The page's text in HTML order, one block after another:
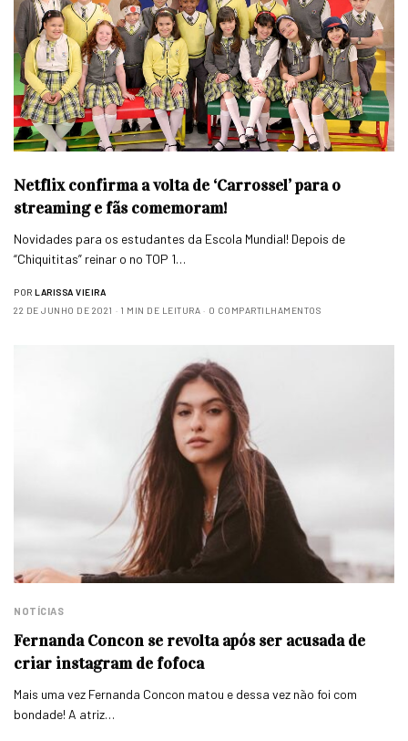
Netflix confirma a volta de ‘Carrossel’ para o
streaming e fãs comemoram!
Novidades para os estudantes da Escola Mundial! Depois de
“Chiquititas” reinar o no TOP 1…
POR LARISSA VIEIRA
22 DE JUNHO DE 2021
1 MIN DE LEITURA 0 COMPARTILHAMENTOS
NOTÍCIAS
Fernanda Concon se revolta após ser acusada de
criar instagram de fofoca
Mais uma vez Fernanda Concon matou e dessa vez não foi com
bondade! A atriz…